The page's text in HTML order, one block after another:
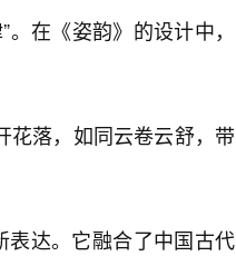
在《姿韵》的设计中，
花落，如同云卷云舒，带
表达。它融合了中国古代